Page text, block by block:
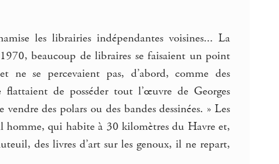
les librairies indépendantes voisines... La
beaucoup de libraires se faisaient un point
ne se percevaient pas, d’abord, comme des
flattaient de posséder tout l’œuvre de Georges
des polars ou des bandes dessinées. » Les
homme, qui habite à 30 kilomètres du Havre et,
des livres d’art sur les genoux, il ne repart,